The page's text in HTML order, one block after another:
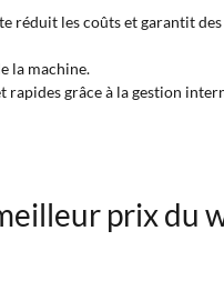
réduit les coûts et garantit
la machine.
rapides grâce à la gestion
prix du